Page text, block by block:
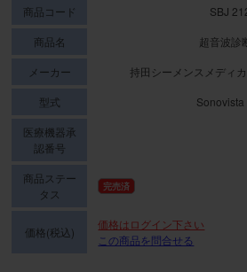
商品コード
SBJ
商品名
超音波診
メーカー
持田シーメンスメディ
型式
Sonovista
医療機器承
認番号
商品ステー
タス
完売済
価格(税込)
価格はログイン下さい
この商品を問合せる